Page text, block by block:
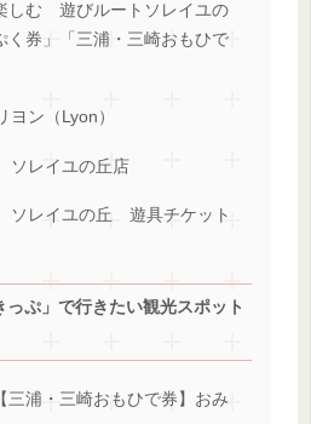
しむ 遊びルートソレイユの
く券」「三浦・三崎おもひで
ン（Lyon）
ソレイユの丘店
ソレイユの丘 遊具チケット
っぷ」で行きたい観光スポット
浦・三崎おもひで券】おみ